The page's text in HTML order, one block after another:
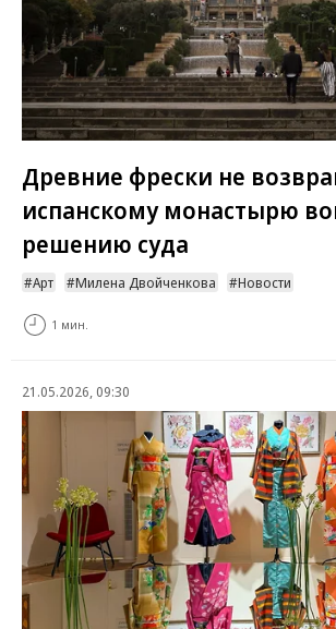
Древние фрески не
испанскому монастырю
решению суда
Арт Милена Двойченкова Новости
1 мин.
21.05.2026, 09:30